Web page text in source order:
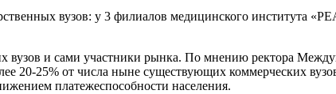
вузов: у 3 филиалов медицинского института
вузов и сами участники рынка. По мнению ректора
20-25% от числа ныне существующих коммерческих
платежеспособности населения.